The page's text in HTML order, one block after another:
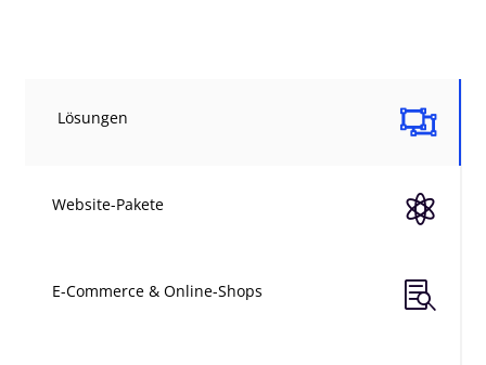

Lösungen

Website-Pakete

E-Commerce & Online-Shops